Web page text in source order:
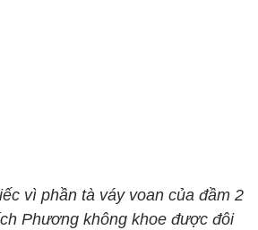
vì phần tà váy voan của đầm 2
Phương không khoe được đôi